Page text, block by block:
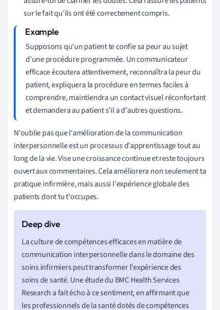
sur le fait qu'ils ont été correctement compris.
Supposons qu'un patient te confie sa peur au sujet
d'une procédure programmée. Un communicateur
efficace écoutera attentivement, reconnaîtra la peur du
patient, expliquera la procédure en termes faciles à
comprendre, maintiendra un contact visuel réconfortant
et demandera au patient s'il a d'autres questions.
N'oublie pas que l'amélioration de la communication
interpersonnelle est un processus d'apprentissage tout au
long de la vie. Vise une croissance continue et reste toujours
ouvert aux commentaires. Cela améliorera non seulement ta
pratique infirmière, mais aussi l'expérience globale des
patients dont tu t'occupes.
La culture de compétences efficaces en matière de
communication interpersonnelle dans le domaine des
soins infirmiers peut transformer l'expérience des
soins de santé. Une étude du BMC Health Services
Research a fait écho à ce sentiment, en affirmant que
les professionnels de la santé dotés de compétences